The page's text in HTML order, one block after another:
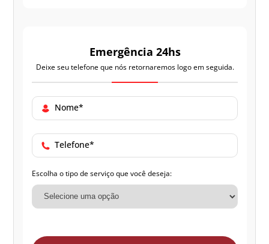
Emergência 24hs
Deixe seu telefone que nós retornaremos logo em seguida.
Nome*
Telefone*
Escolha o tipo de serviço que você deseja: